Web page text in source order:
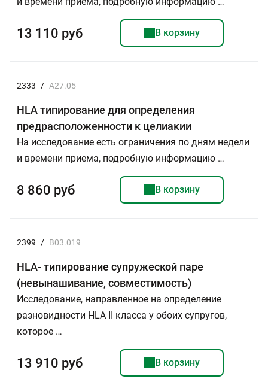
13 110 руб В корзину
2333 / А27.05
HLA типирование для определения
предрасположенности к целиакии
На исследование есть ограничения по дням недели
и времени приема, подробную информацию …
8 860 руб В корзину
2399 / B03.019
HLA- типирование супружеской паре
(невынашивание, совместимость)
Исследование, направленное на определение
разновидности HLA II класса у обоих супругов,
которое …
13 910 руб В корзину